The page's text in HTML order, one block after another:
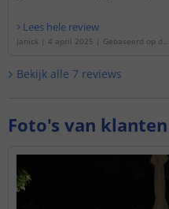
Lees hele review
Janick | 4 april 2025 | Gebaseerd op de '
Bekijk alle 7 reviews
Foto's van klanten